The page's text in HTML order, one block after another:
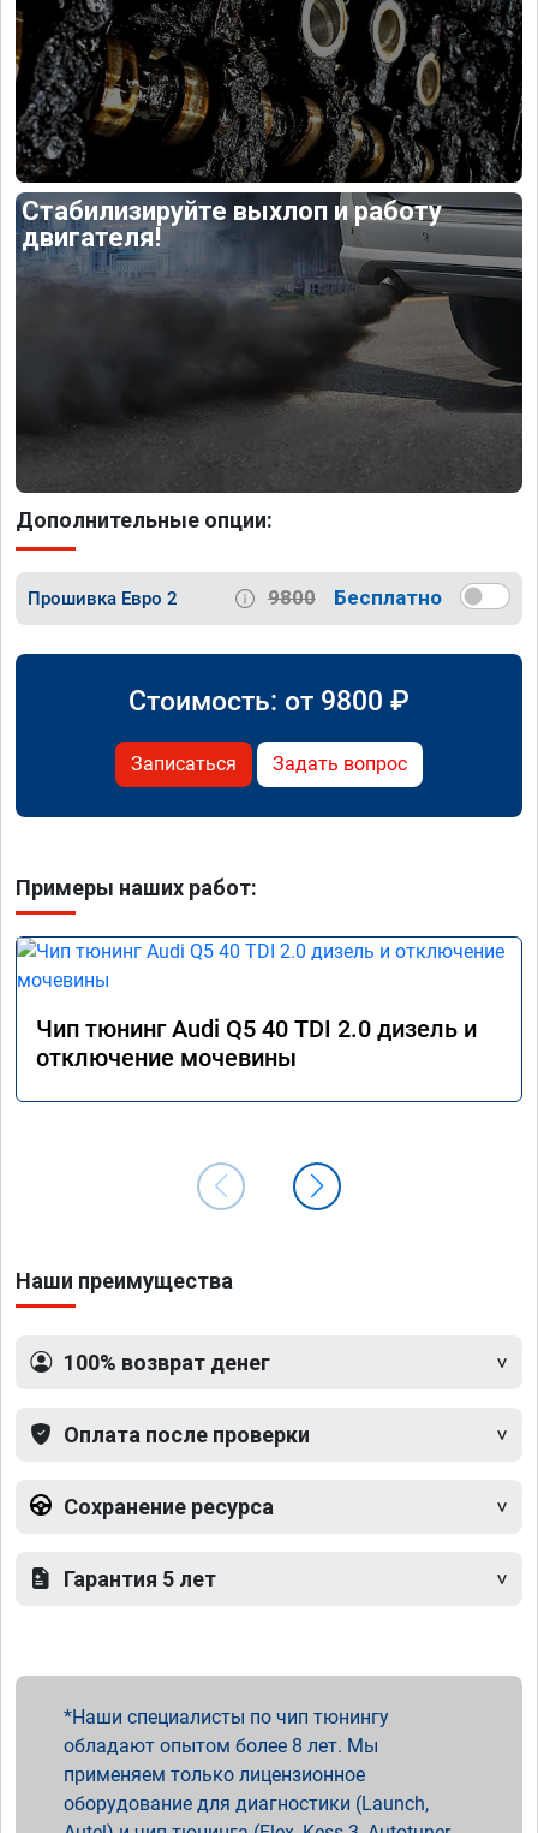
Стабилизируйте выхлоп и работу
двигателя!
Дополнительные опции:
Прошивка Евро 2 9800 Бесплатно
Стоимость: от 9800 ₽
Записаться Задать вопрос
Примеры наших работ:
Чип тюнинг Audi Q5 40 TDI 2.0 дизель и
отключение мочевины
Наши преимущества
100% возврат денег
Оплата после проверки
Сохранение ресурса
Гарантия 5 лет
Наши специалисты по чип тюнингу
обладают опытом более 8 лет. Мы
применяем только лицензионное
оборудование для диагностики (Launch,